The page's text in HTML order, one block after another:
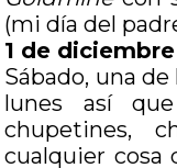
(mi día del
1 de diciembre
Sábado, una
lunes así
chupetines,
cualquier cosa